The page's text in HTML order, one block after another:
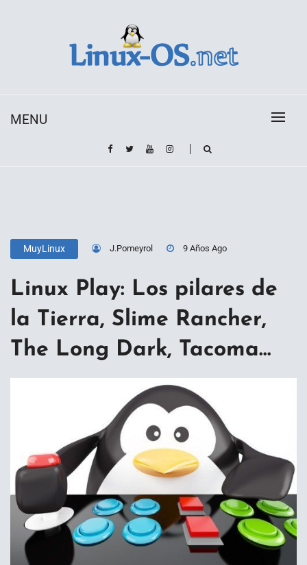
MENU
MuyLinux J.Pomeyrol 9 Años Ago
Linux Play: Los pilares de
la Tierra, Slime Rancher,
The Long Dark, Tacoma…